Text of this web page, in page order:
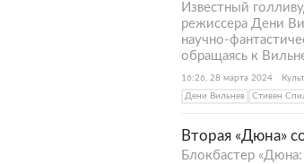
Известный
режиссера Дени
научно-
обращаясь к
16:26, 28 марта 2024
Дени Вильнев
Стивен
Вторая «Дюна»
Блокбастер